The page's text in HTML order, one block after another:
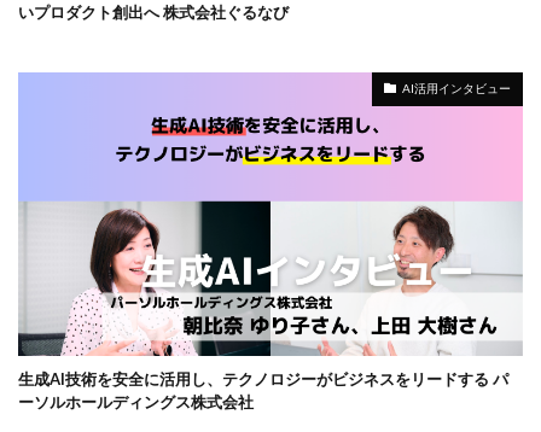
いプロダクト創出へ 株式会社ぐるなび
AI活用インタビュー
生成AI技術を安全に活用し、テクノロジーがビジネスをリードする パ
ーソルホールディングス株式会社